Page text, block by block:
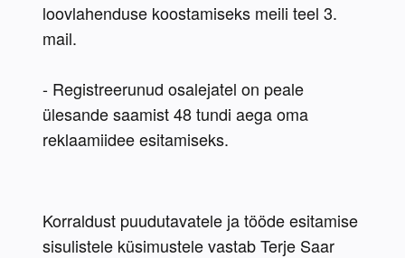
loovlahenduse koostamiseks meili teel 3.
mail.
- Registreerunud osalejatel on peale
ülesande saamist 48 tundi aega oma
reklaamiidee esitamiseks.
Korraldust puudutavatele ja tööde esitamise
sisulistele küsimustele vastab Terje Saar